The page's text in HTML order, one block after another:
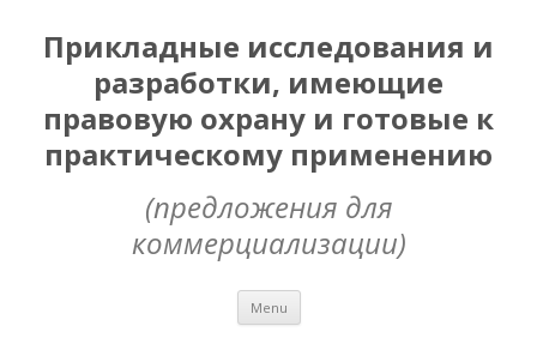
Прикладные исследования и
разработки, имеющие
правовую охрану и готовые к
практическому применению
(предложения для
коммерциализации)
Menu Skip
content